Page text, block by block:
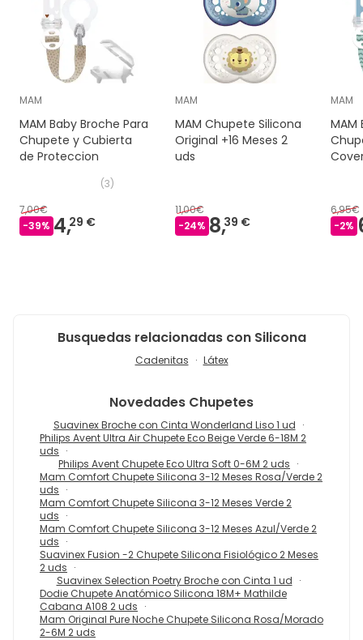
MAM
MAM Baby Broche Para
Chupete y Cubierta
de Proteccion
(3)
7,00€
-39% 4,29 €
MAM
MAM Chupete Silicona
Original +16 Meses 2
uds
11,00€
-24% 8,39 €
MAM
MAM
6,95€
-2%
Busquedas relacionadas con Silicona
Cadenitas Látex
Novedades Chupetes
Suavinex Broche con Cinta Wonderland Liso 1 ud
Philips Avent Ultra Air Chupete Eco Beige Verde 6-18M 2
uds
Philips Avent Chupete Eco Ultra Soft 0-6M 2 uds
Mam Comfort Chupete Silicona 3-12 Meses Rosa/Verde 2
uds
Mam Comfort Chupete Silicona 3-12 Meses Verde 2
uds
Mam Comfort Chupete Silicona 3-12 Meses Azul/Verde 2
uds
Suavinex Fusion -2 Chupete Silicona Fisiológico 2 Meses
2 uds
Suavinex Selection Poetry Broche con Cinta 1 ud
Dodie Chupete Anatómico Silicona 18M+ Mathilde
Cabana A108 2 uds
Mam Original Pure Noche Chupete Silicona Rosa/Morado
2-6M 2 uds